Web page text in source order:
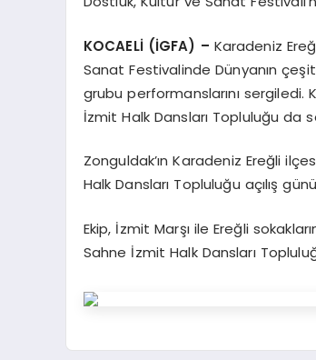
KOCAELİ (İGFA) – Karadeniz
Sanat Festivalinde Dünyanın
grubu performanslarını
İzmit Halk Dansları Topluluğu da
Zonguldak’ın Karadeniz Ereğli
Halk Dansları Topluluğu açılış
Ekip, İzmit Marşı ile Ereğli
Sahne İzmit Halk Dansları